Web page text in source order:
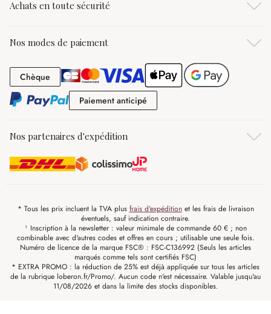
Achats en toute sécurité
Nos modes de paiement
Chèque Chèque
Paiement anticipé
Nos partenaires d'expédition
* Tous les prix incluent la TVA plus frais d'expéditionet les frais de livraison
éventuels, sauf indication contraire.
¹ Inscription à la newsletter : valeur minimale de commande 60 € ; non
combinable avec d'autres codes et offres en cours ; utilisable une seule fois.
Numéro de licence de la marque FSC® : FSC-C136992 (Seuls les articles
marqués comme tels sont certifiés FSC)
* EXTRA PROMO : la réduction de 25% est déjà appliquée sur tous les articles
de la rubrique loberon.fr/Promo/. Aucun code n'est nécessaire. Valable jusqu'au
11/08/2026 et dans la limite des stocks disponibles.